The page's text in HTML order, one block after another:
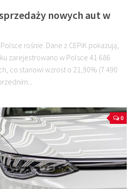
nowych aut w
rośnie. Dane z CEPiK pokazują,
zarejestrowano w Polsce 41 686
co stanowi wzrost o 21,90% (7 490
0